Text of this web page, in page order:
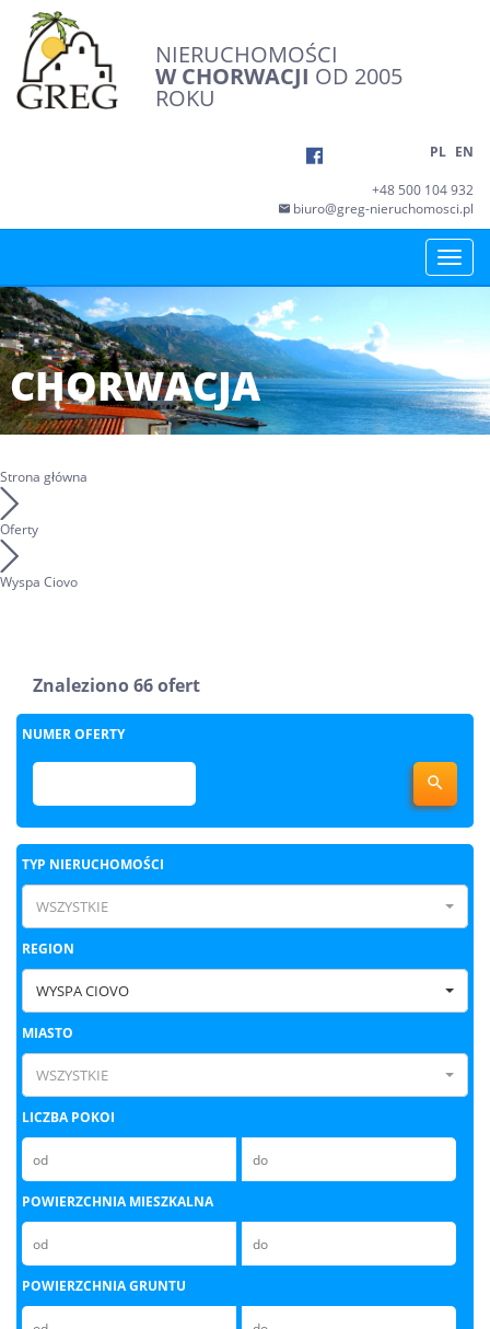
NIERUCHOMOŚCI
W CHORWACJI OD 2005
ROKU
PL EN
+48 500 104 932
biuro@greg-nieruchomosci.pl
Toggle
CHORWACJA
Strona główna
Oferty
Wyspa Ciovo
Znaleziono 66 ofert
NUMER OFERTY

TYP NIERUCHOMOŚCI
WSZYSTKIE
REGION
WYSPA CIOVO
MIASTO
WSZYSTKIE
LICZBA POKOI
POWIERZCHNIA MIESZKALNA
POWIERZCHNIA GRUNTU